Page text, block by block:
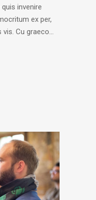
invenire
ex per,
Cu graeco...